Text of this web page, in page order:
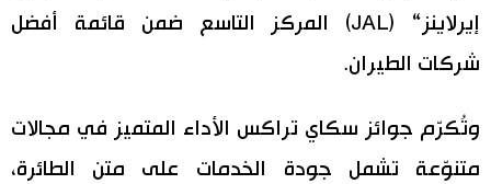
إيرلاينز“ (JAL) المركز التاسع ضمن قائمة أفضل
شركات الطيران.
وتُكرّم جوائز سكاي تراكس الأداء المتميز في مجالات
متنوّعة تشمل جودة الخدمات على متن الطائرة،